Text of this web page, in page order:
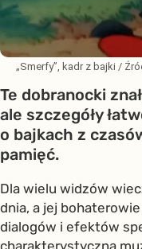
„Smerfy”, kadr z bajki /
Te dobranocki
ale szczegóły
o bajkach z
pamięć.
Dla wielu widzów
dnia, a jej
dialogów i efektów
charakterystyczna